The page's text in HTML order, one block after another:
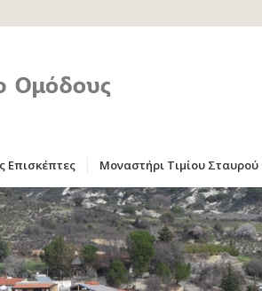
Επισκέπτες Μοναστήρι Τιμίου Σταυρού